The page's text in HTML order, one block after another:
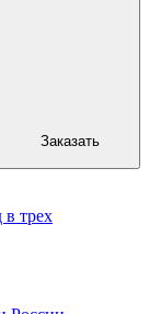
Заказать
в трех